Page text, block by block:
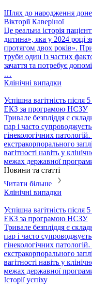
Шлях до народження
Вікторії Каверіної
Це реальна історія
дитина», яка у 2024 році
протягом двох років».
труби один із частих
зачаття та потребує
…
Клінічні випадки
Успішна вагітність після
ЕКЗ за програмою НСЗУ
Тривале безпліддя є
пар і часто
гінекологічних
екстракорпорального
вагітності навіть у
межах державної
Новини та статті
Читати більше
Клінічні випадки
Успішна вагітність після
ЕКЗ за програмою НСЗУ
Тривале безпліддя є
пар і часто
гінекологічних
екстракорпорального
вагітності навіть у
межах державної
Історії успіху